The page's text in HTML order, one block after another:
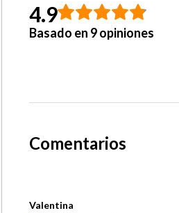
4.9
Basado en 9 opiniones
Comentarios
Valentina